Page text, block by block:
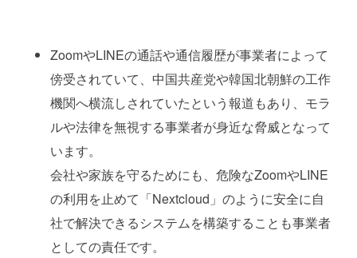
ZoomやLINEの通話や通信履歴が事業者によって
傍受されていて、中国共産党や韓国北朝鮮の工作
機関へ横流しされていたという報道もあり、モラ
ルや法律を無視する事業者が身近な脅威となって
います。
会社や家族を守るためにも、危険なZoomやLINE
の利用を止めて「Nextcloud」のように安全に自
社で解決できるシステムを構築することも事業者
としての責任です。